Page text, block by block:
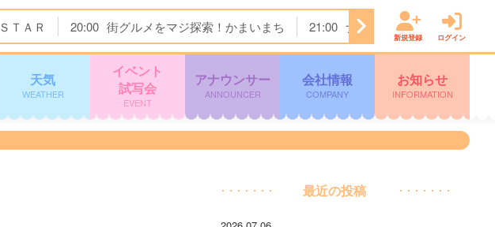
ＳＴＡＲ 20:00 街グルメをマジ探索！かまいまち 21:00 ナゾトレＭＡＸＸＸ
新規登録 ログイン
天気
WEATHER
イベント
試写会
EVENT
アナウンサー
ANNOUNCER
会社情報
COMPANY
お知らせ
INFORMATION
最近の投稿